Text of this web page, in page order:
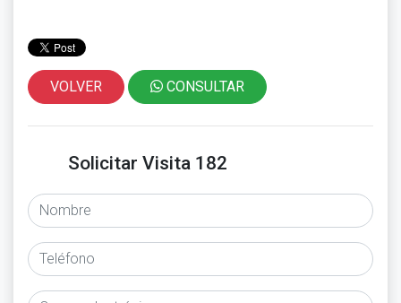
VOLVER CONSULTAR
Solicitar Visita 182